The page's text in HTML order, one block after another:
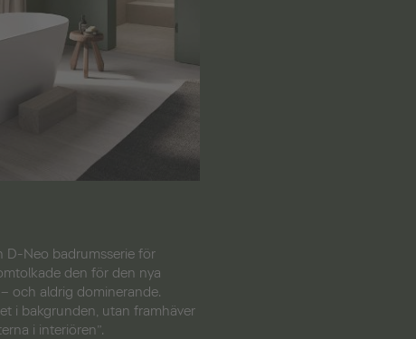
D-Neo badrumsserie för
den för den nya
och aldrig dominerande.
i bakgrunden, utan framhäver
i interiören”.